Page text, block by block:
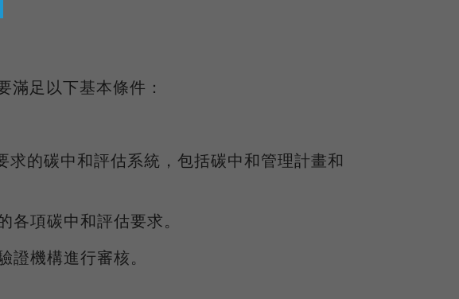
足以下基本條件：
的碳中和評估系統，包括碳中和管理計畫和
項碳中和評估要求。
機構進行審核。